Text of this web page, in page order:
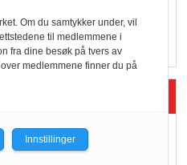
i 2025
norske
Om du samtykker under, vil
til medlemmene i
fra dine besøk på tvers av
medlemmene finner du på
Innstillinger